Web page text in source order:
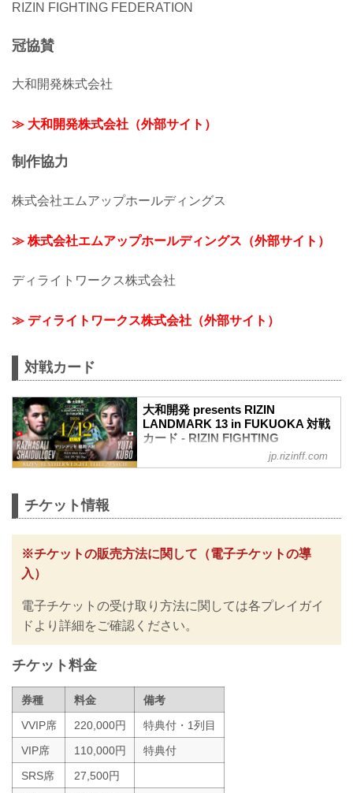
RIZIN FIGHTING FEDERATION
冠協賛
大和開発株式会社
≫ 大和開発株式会社（外部サイト）
制作協力
株式会社エムアップホールディングス
≫ 株式会社エムアップホールディングス（外部サイト）
ディライトワークス株式会社
≫ ディライトワークス株式会社（外部サイト）
対戦カード
大和開発 presents RIZIN
LANDMARK 13 in FUKUOKA 対戦
カード - RIZIN FIGHTING
FEDERATION オフィシャルサイト
RIZIN MMAルール：5分3R（66.0kg）
ラジャブアリ・シェイドゥラエフ vs. 久
保優太
バンタム級タイトルマッチ／ダニー・サ
RIZIN MMAルール：5分3R（61.0kg）
ダニー・サバテロ vs. 後藤丈治
jp.rizinff.com
チケット情報
※チケットの販売方法に関して（電子チケットの導
入）
電子チケットの受け取り方法に関しては各プレイガイ
ドより詳細をご確認ください。
チケット料金
券種 料金
備考
VVIP席
220,000円
特典付・1列目
VIP席
110,000円
特典付
SRS席
27,500円